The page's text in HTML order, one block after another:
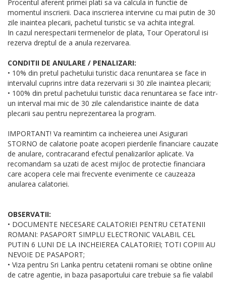
Procentul aferent primei plati sa va calcula in functie de
momentul inscrierii. Daca inscrierea intervine cu mai putin de 30
zile inaintea plecarii, pachetul turistic se va achita integral.
In cazul nerespectarii termenelor de plata, Tour Operatorul isi
rezerva dreptul de a anula rezervarea.
CONDITII DE ANULARE / PENALIZARI:
• 10% din pretul pachetului turistic daca renuntarea se face in
intervalul cuprins intre data rezervarii si 30 zile inaintea plecarii;
• 100% din pretul pachetului turistic daca renuntarea se face intr-
un interval mai mic de 30 zile calendaristice inainte de data
plecarii sau pentru neprezentarea la program.
IMPORTANT! Va reamintim ca incheierea unei Asigurari
STORNO de calatorie poate acoperi pierderile financiare cauzate
de anulare, contracarand efectul penalizarilor aplicate. Va
recomandam sa uzati de acest mijloc de protectie financiara
care acopera cele mai frecvente evenimente ce cauzeaza
anularea calatoriei.
OBSERVATII:
• DOCUMENTE NECESARE CALATORIEI PENTRU CETATENII
ROMANI: PASAPORT SIMPLU ELECTRONIC VALABIL CEL
PUTIN 6 LUNI DE LA INCHEIEREA CALATORIEI; TOTI COPIII AU
NEVOIE DE PASAPORT;
• Viza pentru Sri Lanka pentru cetatenii romani se obtine online
de catre agentie, in baza pasaportului care trebuie sa fie valabil